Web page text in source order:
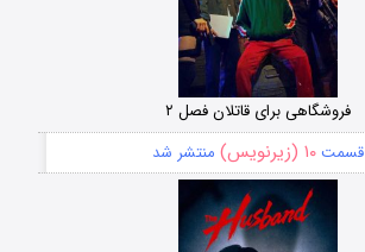
فروشگاهی برای قاتلان فصل ۲
قسمت۱۰ (زیرنویس) منتشر شد